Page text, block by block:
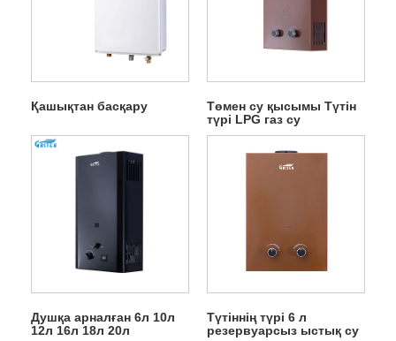
Қашықтан басқару
Төмен су қысымы Түтін
түрі LPG газ су
жылытқыштарын іске
Душқа арналған 6л 10л
12л 16л 18л 20л
Түтіннің түрі 6 л
резервуарсыз ыстық су